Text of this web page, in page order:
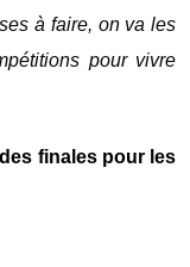
à faire, on va les
pour vivre
finales pour les